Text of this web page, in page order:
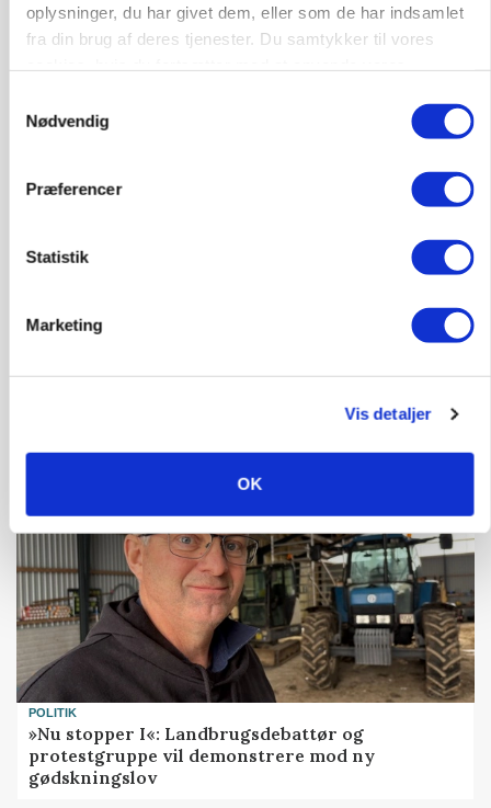
oplysninger, du har givet dem, eller som de har indsamlet
fra din brug af deres tjenester. Du samtykker til vores
Nødvendig
Præferencer
Statistik
Marketing
Vis detaljer
OK
GRISE
Rådgiver om DB-Tjek: Små justeringer kan give
Loading...
POLITIK
»Nu stopper I«: Landbrugsdebattør og
protestgruppe vil demonstrere mod ny
gødskningslov